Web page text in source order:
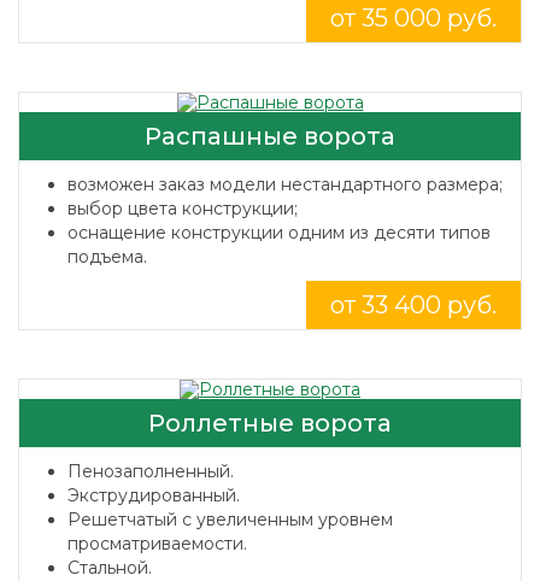
от 35 000 руб.
Распашные ворота
возможен заказ модели нестандартного размера;
выбор цвета конструкции;
оснащение конструкции одним из десяти типов
подъема.
от 33 400 руб.
Роллетные ворота
Пенозаполненный.
Экструдированный.
Решетчатый с увеличенным уровнем
просматриваемости.
Стальной.